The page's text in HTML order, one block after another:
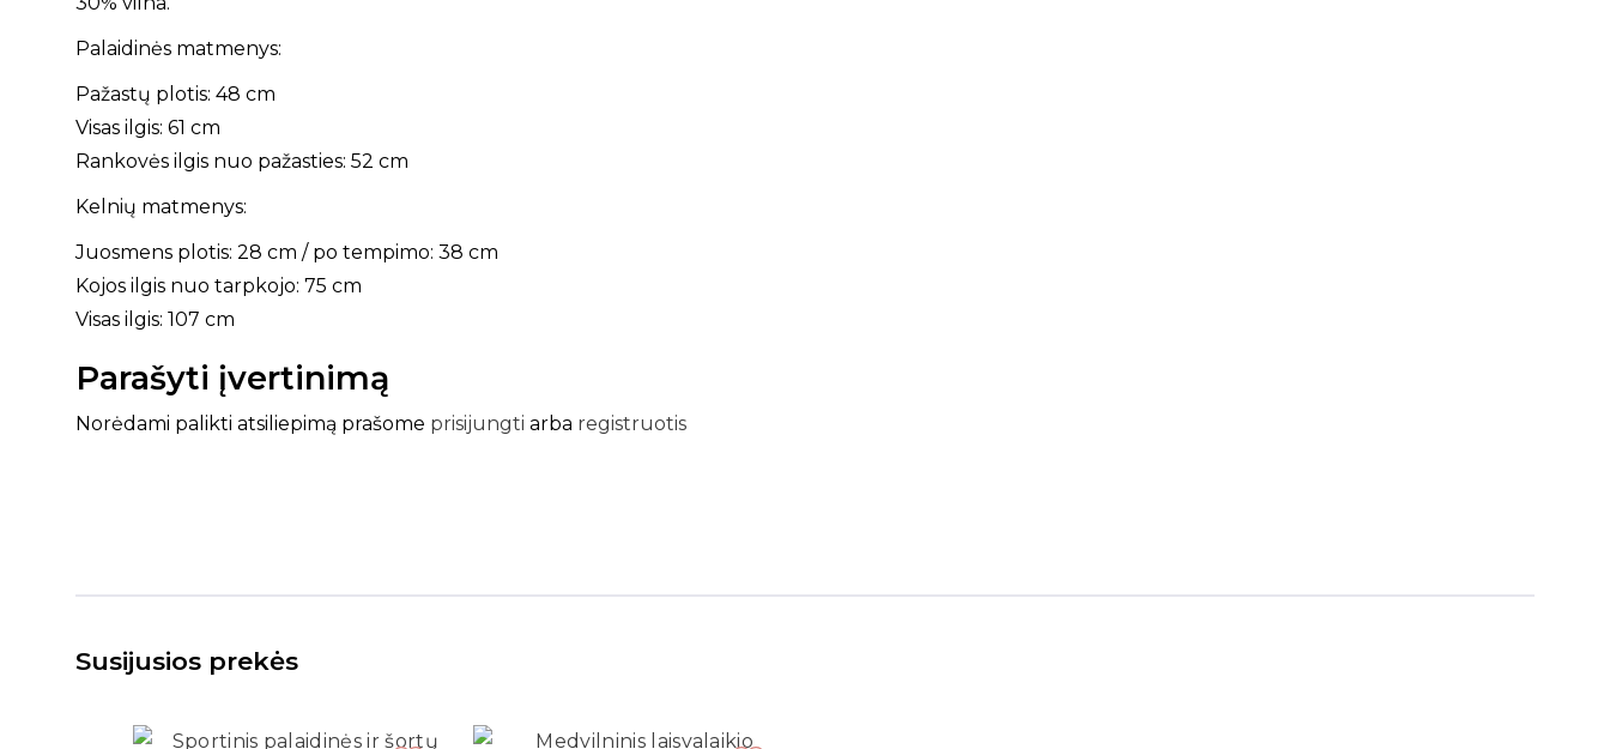
Palaidinės matmenys:
Pažastų plotis: 48 cm
Visas ilgis: 61 cm
Rankovės ilgis nuo pažasties: 52 cm
Kelnių matmenys:
Juosmens plotis: 28 cm / po tempimo: 38 cm
Kojos ilgis nuo tarpkojo: 75 cm
Visas ilgis: 107 cm
Parašyti įvertinimą
Norėdami palikti atsiliepimą prašome prisijungti arba registruotis
Susijusios prekės